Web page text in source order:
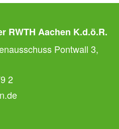
RWTH Aachen K.d.ö.R.
Pontwall 3,
2